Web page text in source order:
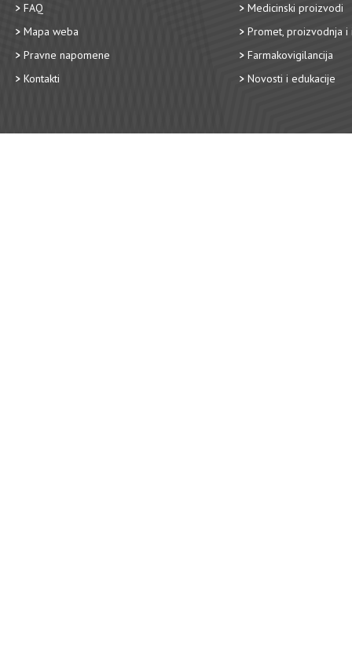
FAQ
Mapa weba
Pravne napomene
Kontakti
Medicinski proizvodi
Promet, proizvodnja i
Farmakovigilancija
Novosti i edukacije